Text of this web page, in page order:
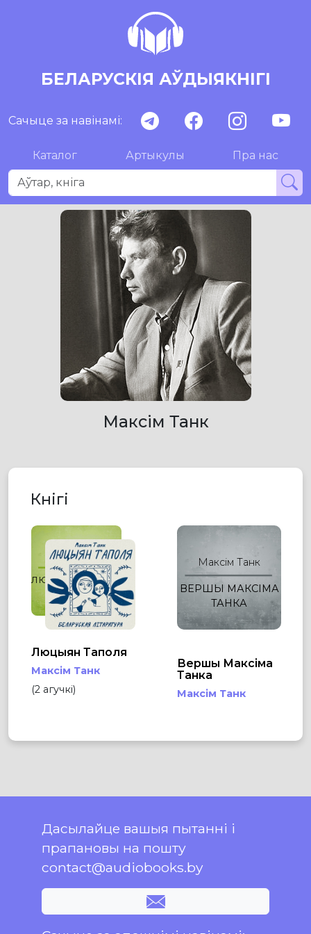
БЕЛАРУСКІЯ АЎДЫЯКНІГІ
Сачыце за навінамі:
Каталог Артыкулы Пра нас
Максім Танк
Кнігі
Максім Танк
ЛЮЦЫЯН ТАПОЛЯ
Люцыян Таполя
Максім Танк
(2 агучкі)
Максім Танк
ВЕРШЫ МАКСІМА
ТАНКА
Вершы Максіма
Танка
Максім Танк
Дасылайце вашыя пытанні і
прапановы на пошту
contact@audiobooks.by